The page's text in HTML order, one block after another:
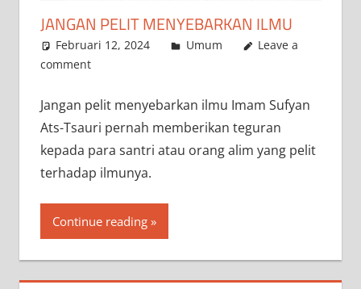
JANGAN PELIT MENYEBARKAN ILMU
Februari 12, 2024 a.siddik
Umum
Leave a
comment
Jangan pelit menyebarkan ilmu Imam Sufyan
Ats-Tsauri pernah memberikan teguran
kepada para santri atau orang alim yang pelit
terhadap ilmunya.
Continue reading